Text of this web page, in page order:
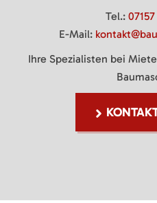
Tel.:
E-Mail:
Ihre Spezialisten bei